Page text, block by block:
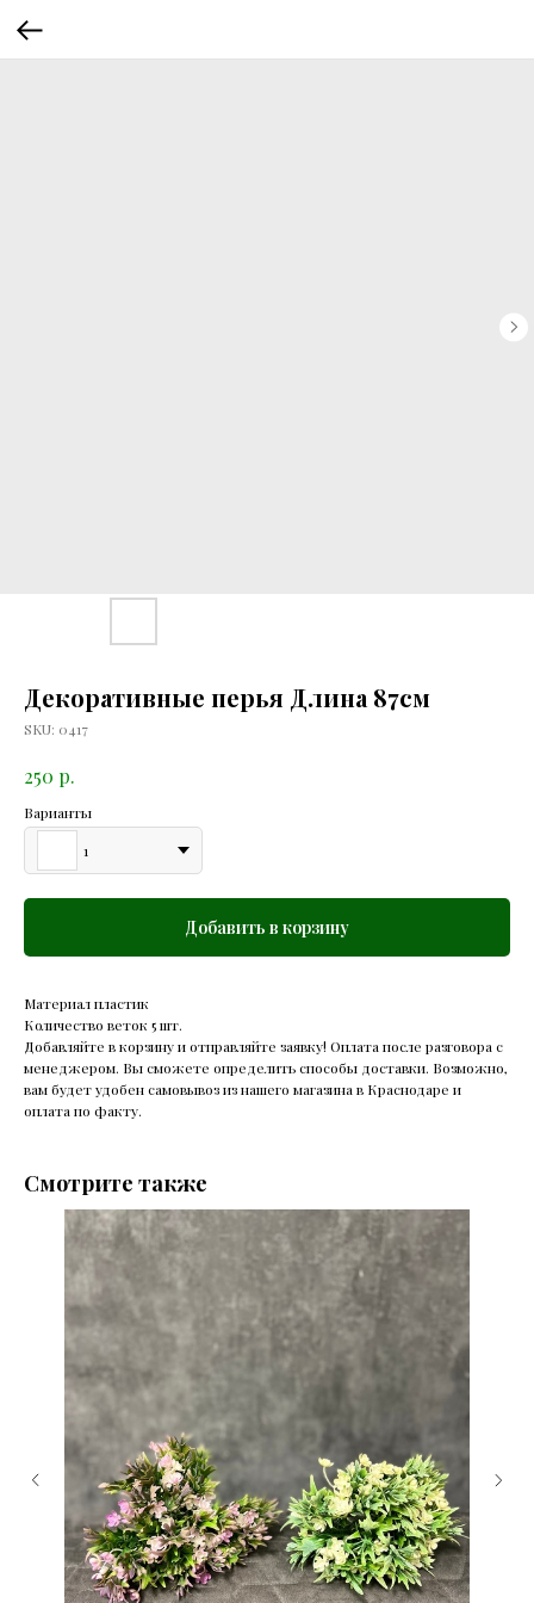
Декоративные перья Длина 87см
SKU: 0417
250 р.
Варианты
1
Добавить в корзину
Материал пластик
Количество веток 5 шт.
Добавляйте в корзину и отправляйте заявку! Оплата после разговора с
менеджером. Вы сможете определить способы доставки. Возможно,
вам будет удобен самовывоз из нашего магазина в Краснодаре и
оплата по факту.
Смотрите также